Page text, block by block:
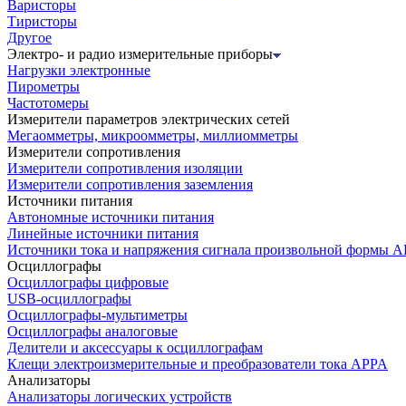
Варисторы
Тиристоры
Другое
Электро- и радио измерительные приборы
Нагрузки электронные
Пирометры
Частотомеры
Измерители параметров электрических сетей
Мегаомметры, микроомметры, миллиомметры
Измерители сопротивления
Измерители сопротивления изоляции
Измерители сопротивления заземления
Источники питания
Автономные источники питания
Линейные источники питания
Источники тока и напряжения сигнала произвольной формы
Осциллографы
Осциллографы цифровые
USB-осциллографы
Осциллографы-мультиметры
Осциллографы аналоговые
Делители и аксессуары к осциллографам
Клещи электроизмерительные и преобразователи тока APPA
Анализаторы
Анализаторы логических устройств